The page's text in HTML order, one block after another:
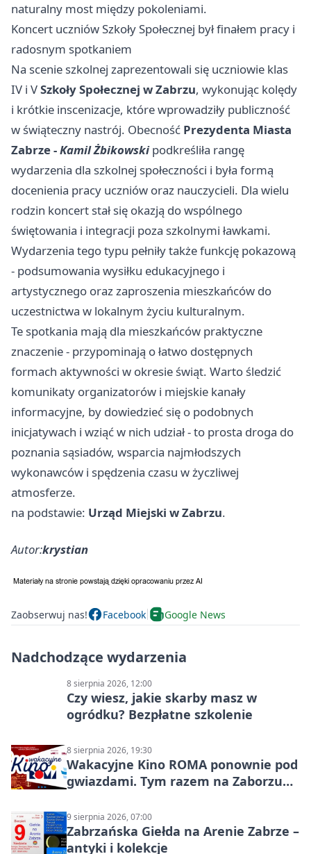
naturalny most między pokoleniami.
Koncert uczniów Szkoły Społecznej był finałem pracy i
radosnym spotkaniem
Na scenie szkolnej zaprezentowali się uczniowie klas
IV i VSzkoły Społecznej w Zabrzu, wykonując kolędy
i krótkie inscenizacje, które wprowadziły publiczność
w świąteczny nastrój. Obecność Prezydenta Miasta
Zabrze -Kamil Żbikowskipodkreśliła rangę
wydarzenia dla szkolnej społeczności i była formą
docenienia pracy uczniów oraz nauczycieli. Dla wielu
rodzin koncert stał się okazją do wspólnego
świętowania i integracji poza szkolnymi ławkami.
Wydarzenia tego typu pełniły także funkcję pokazową
- podsumowania wysiłku edukacyjnego i
artystycznego oraz zaproszenia mieszkańców do
uczestnictwa w lokalnym życiu kulturalnym.
Te spotkania mają dla mieszkańców praktyczne
znaczenie - przypominają o łatwo dostępnych
formach aktywności w okresie świąt. Warto śledzić
komunikaty organizatorów i miejskie kanały
informacyjne, by dowiedzieć się o podobnych
inicjatywach i wziąć w nich udział - to prosta droga do
poznania sąsiadów, wsparcia najmłodszych
wykonawców i spędzenia czasu w życzliwej
atmosferze.
na podstawie: Urząd Miejski w Zabrzu.
Autor:krystian
Zaobserwuj nas! Facebook Google News
Nadchodzące wydarzenia
8 sierpnia 2026, 12:00
Czy wiesz, jakie skarby masz w
ogródku? Bezpłatne szkolenie
8 sierpnia 2026, 19:30
Wakacyjne Kino ROMA ponownie pod
gwiazdami. Tym razem na Zaborzu
9 sierpnia 2026, 07:00
Zabrzańska Giełda na Arenie Zabrze –
antyki i kolekcje